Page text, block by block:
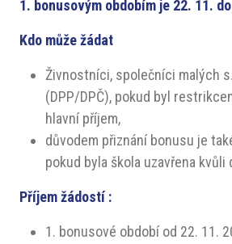
1. bonusovým obdobím je 22. 11.
Kdo může žádat
Živnostníci, společníci malých
(DPP/DPČ), pokud byl
hlavní příjem,
důvodem přiznání bonusu je
pokud byla škola uzavřena kvůli
Příjem žádostí :
1. bonusové období od 22. 11.